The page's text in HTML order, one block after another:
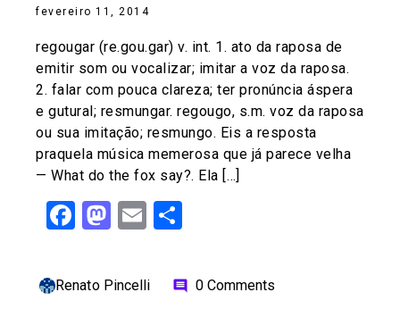
fevereiro 11, 2014
regougar (re.gou.gar) v. int. 1. ato da raposa de
emitir som ou vocalizar; imitar a voz da raposa.
2. falar com pouca clareza; ter pronúncia áspera
e gutural; resmungar. regougo, s.m. voz da raposa
ou sua imitação; resmungo. Eis a resposta
praquela música memerosa que já parece velha
— What do the fox say?. Ela […]
Facebook
Mastodon
Email
Renato Pincelli comment 0 Comments